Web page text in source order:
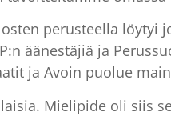
perusteella löytyi
äänestäjiä ja
ja Avoin puolue
Mielipide oli siis